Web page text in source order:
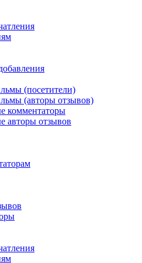
(посетители)
(авторы отзывов)
комментаторы
авторы отзывов